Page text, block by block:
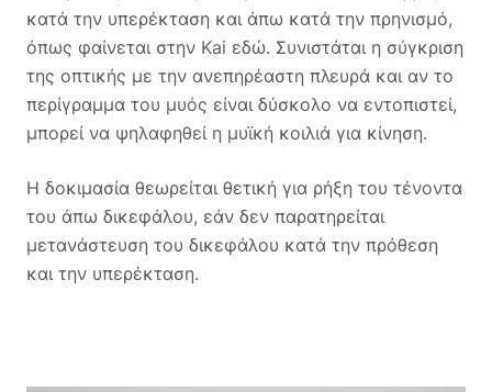
κατά την υπερέκταση και άπω κατά την πρηνισμό,
όπως φαίνεται στην Kai εδώ. Συνιστάται η σύγκριση
της οπτικής με την ανεπηρέαστη πλευρά και αν το
περίγραμμα του μυός είναι δύσκολο να εντοπιστεί,
μπορεί να ψηλαφηθεί η μυϊκή κοιλιά για κίνηση.
Η δοκιμασία θεωρείται θετική για ρήξη του τένοντα
του άπω δικεφάλου, εάν δεν παρατηρείται
μετανάστευση του δικεφάλου κατά την πρόθεση
και την υπερέκταση.